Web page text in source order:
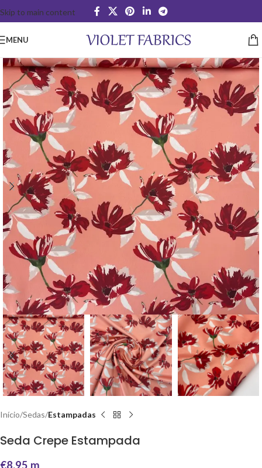
Skip to main content
MENU
Início Sedas Estampadas
Seda Crepe Estampada
€8.95 m